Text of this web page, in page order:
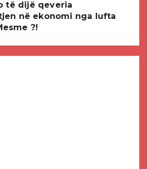
të dijë qeveria
në ekonomi nga lufta
?!